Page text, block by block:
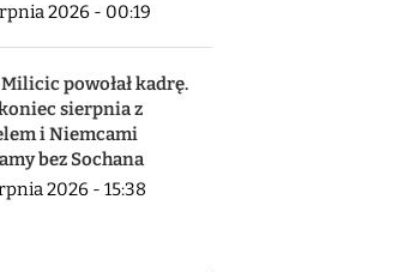
2026 - 00:19
powołał kadrę.
sierpnia z
i Niemcami
bez Sochana
2026 - 15:38